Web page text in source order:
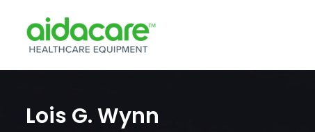
Lois G. Wynn